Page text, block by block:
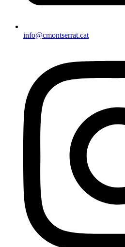
info@cmontserrat.cat